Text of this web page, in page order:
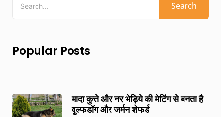
Search
Popular Posts
मादा कुत्ते और नर भेड़िये की मेटिंग से बनता है
वुल्फडॉग और जर्मन शेफर्ड